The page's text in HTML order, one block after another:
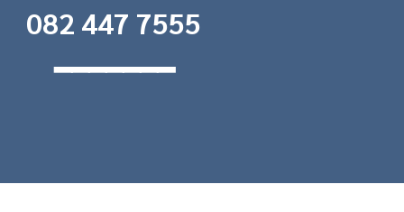
082 447 7555
━━━━━━━